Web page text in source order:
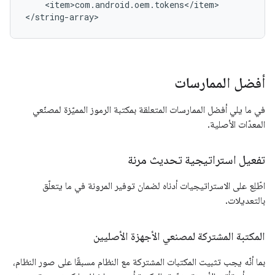
    <item>com.android.oem.tokens</item>
أفضل الممارسات
في ما يلي أفضل الممارسات المتعلقة بمكتبة الرموز المميّزة لمصنّعي
المعدّات الأصلية.
تفعيل استراتيجية تحديث مرنة
اطّلِع على الاستراتيجيات أدناه لضمان توفير المرونة في ما يتعلّق
بالتعديلات.
المكتبة المشتركة لمصنعي الأجهزة الأصليين
بما أنّه يجب تثبيت المكتبات المشتركة مع النظام مسبقًا على صور النظام،